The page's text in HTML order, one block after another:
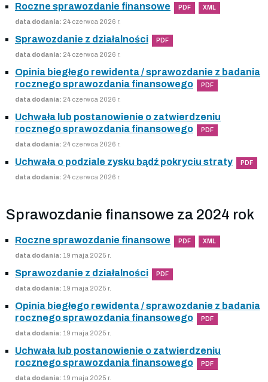
Roczne sprawozdanie finansowe PDF XML
data dodania: 24 czerwca 2026 r.
Sprawozdanie z działalności PDF
data dodania: 24 czerwca 2026 r.
Opinia biegłego rewidenta / sprawozdanie z badania
rocznego sprawozdania finansowego
PDF
data dodania: 24 czerwca 2026 r.
Uchwała lub postanowienie o zatwierdzeniu
rocznego sprawozdania finansowego
PDF
data dodania: 24 czerwca 2026 r.
Uchwała o podziale zysku bądź pokryciu straty PDF
data dodania: 24 czerwca 2026 r.
Sprawozdanie finansowe za 2024 rok
Roczne sprawozdanie finansowe PDF XML
data dodania: 19 maja 2025 r.
Sprawozdanie z działalności PDF
data dodania: 19 maja 2025 r.
Opinia biegłego rewidenta / sprawozdanie z badania
rocznego sprawozdania finansowego
PDF
data dodania: 19 maja 2025 r.
Uchwała lub postanowienie o zatwierdzeniu
rocznego sprawozdania finansowego
PDF
data dodania: 19 maja 2025 r.